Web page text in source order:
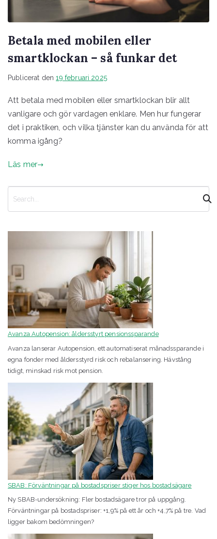
Betala med mobilen eller
smartklockan – så funkar det
Publicerat den19 februari 2025
Att betala med mobilen eller smartklockan blir allt
vanligare och gör vardagen enklare. Men hur fungerar
det i praktiken, och vilka tjänster kan du använda för att
komma igång?
Läs mer
Avanza Autopension: åldersstyrt pensionssparande
Avanza lanserar Autopension, ett automatiserat månadssparande i
egna fonder med åldersstyrd risk och rebalansering. Hävstång
tidigt, minskad risk mot pension.
SBAB: Förväntningar på bostadspriser stiger hos bostadsägare
Ny SBAB-undersökning: Fler bostadsägare tror på uppgång.
Förväntningar på bostadspriser: +1,9% på ett år och +4,7% på tre. Vad
ligger bakom bedömningen?